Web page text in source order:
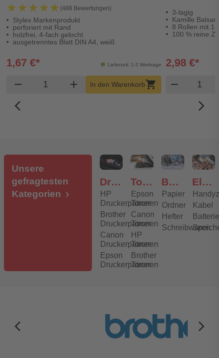
★★★★★
★★★★★ (488 Bewertungen)
Stylex Markenprodukt
perforiert mit Rand
holzfrei, 4-fach gelocht
ausgetrenntes Blatt DIN A4, weiß
Lieferzeit: 1-2 Werktage
1,67 €*
remove Produkt Warenkorb Menge
add In den Warenkorbshopping_cart
3-lagig
Kamille
8 Rollen mit
100 % reine
2,98 €*
remove
arrow_back_ios_new arrow_forward_ios
Unsere
gefragtesten
Kategorien
Druckerpatronen
HP
Druckerpatronen
Brother
Druckerpatronen
Canon
Druckerpatronen
Epson
Druckerpatronen
Toner
Epson
Toner
Canon
Toner
HP
Toner
Brother
Toner
Bürobedarf
Papier
Ordner
Hefter
Schreibwaren
Elektronik
Kabel
arrow_back_ios_new arrow_forward_ios